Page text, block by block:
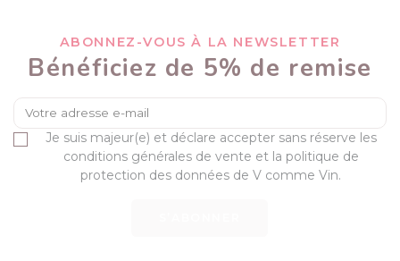
ABONNEZ-VOUS À LA NEWSLETTER
Bénéficiez de 5% de remise
Je suis majeur(e) et déclare accepter sans réserve les
conditions générales de vente et la politique de
protection des données de V comme Vin.